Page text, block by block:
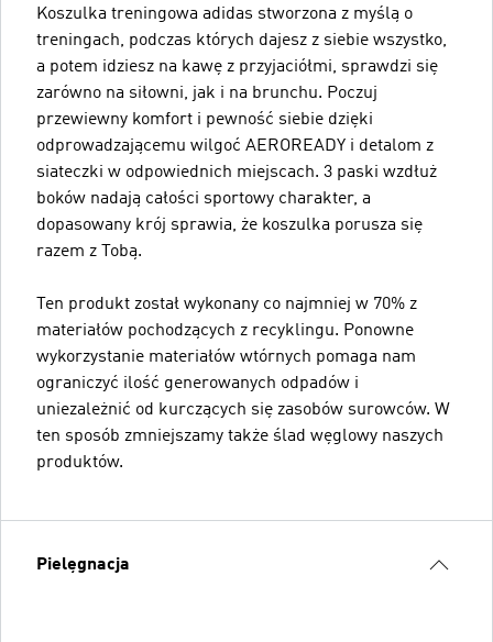
Koszulka treningowa adidas stworzona z myślą o
treningach, podczas których dajesz z siebie wszystko,
a potem idziesz na kawę z przyjaciółmi, sprawdzi się
zarówno na siłowni, jak i na brunchu. Poczuj
przewiewny komfort i pewność siebie dzięki
odprowadzającemu wilgoć AEROREADY i detalom z
siateczki w odpowiednich miejscach. 3 paski wzdłuż
boków nadają całości sportowy charakter, a
dopasowany krój sprawia, że koszulka porusza się
razem z Tobą.
Ten produkt został wykonany co najmniej w 70% z
materiałów pochodzących z recyklingu. Ponowne
wykorzystanie materiałów wtórnych pomaga nam
ograniczyć ilość generowanych odpadów i
uniezależnić od kurczących się zasobów surowców. W
ten sposób zmniejszamy także ślad węglowy naszych
produktów.
Pielęgnacja